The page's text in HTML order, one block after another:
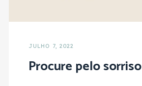
JULHO 7, 2022
Procure pelo sorriso